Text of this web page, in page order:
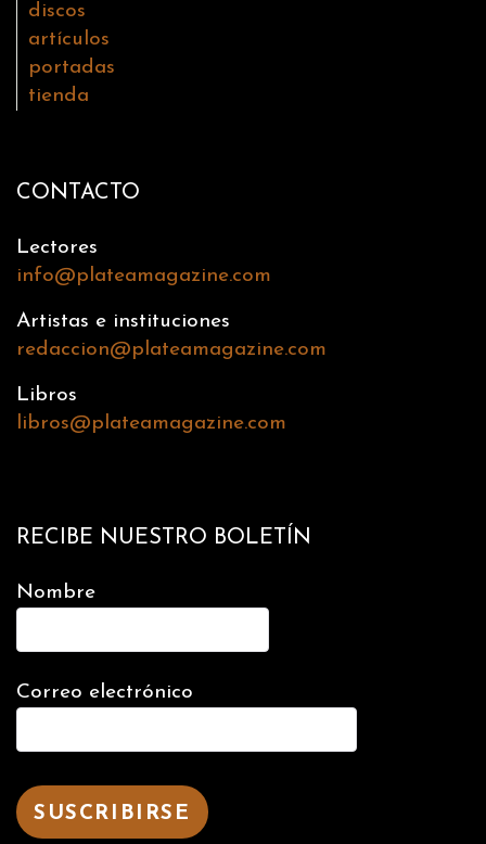
discos
artículos
portadas
tienda
CONTACTO
Lectores
info@plateamagazine.com
Artistas e instituciones
redaccion@plateamagazine.com
Libros
libros@plateamagazine.com
RECIBE NUESTRO BOLETÍN
Nombre
Correo electrónico